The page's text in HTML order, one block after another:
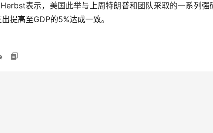
表示，美国此举与上周特朗普和团队采取的一系列强
提高至GDP的5%达成一致。